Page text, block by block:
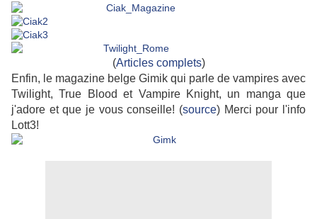
(Articles complets)
Enfin, le magazine belge Gimik qui parle de vampires avec
Twilight, True Blood et Vampire Knight, un manga que
j'adore et que je vous conseille! (source) Merci pour l'info
Lott3!